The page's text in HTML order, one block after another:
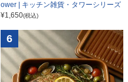
ower | キッチン雑貨・タワーシリーズ
¥1,650(税込)
6